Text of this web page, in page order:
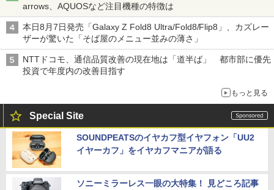
arrows、AQUOSなど注目機種の特徴は
本日8月7日発売「Galaxy Z Fold8 Ultra/Fold8/Flip8」、カズレー
ザーが驚いた「そば屋のメニュー並みの薄さ」
NTTドコモ、通信品質改善の現在地は「道半ば」 都市部に優先
投資で年度内の改善目指す
もっと見る
Special Site
SOUNDPEATSのイヤカフ型イヤフォン「UU2
イヤーカフ」をイヤカフマニアが語る
ソニーミラーレス一眼の大特集！ 見どころ記事